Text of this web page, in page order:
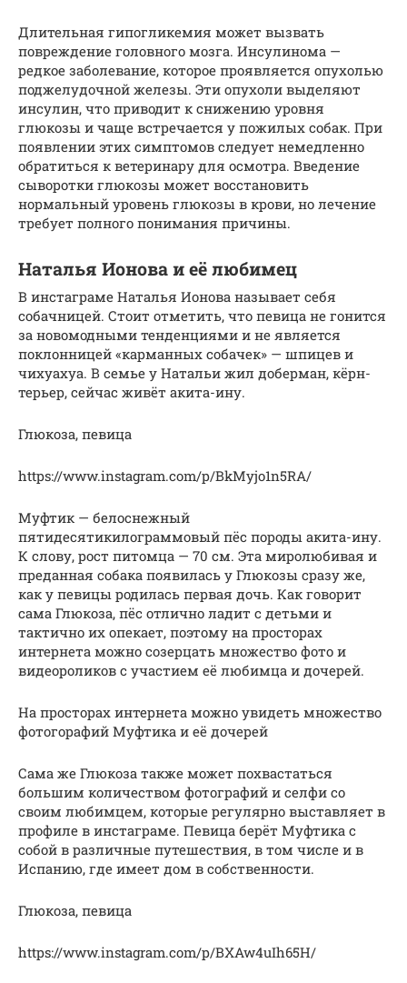
Длительная гипогликемия может вызвать
повреждение головного мозга. Инсулинома —
редкое заболевание, которое проявляется опухолью
поджелудочной железы. Эти опухоли выделяют
инсулин, что приводит к снижению уровня
глюкозы и чаще встречается у пожилых собак. При
появлении этих симптомов следует немедленно
обратиться к ветеринару для осмотра. Введение
сыворотки глюкозы может восстановить
нормальный уровень глюкозы в крови, но лечение
требует полного понимания причины.
Наталья Ионова и её любимец
В инстаграме Наталья Ионова называет себя
собачницей. Стоит отметить, что певица не гонится
за новомодными тенденциями и не является
поклонницей «карманных собачек» — шпицев и
чихуахуа. В семье у Натальи жил доберман, кёрн-
терьер, сейчас живёт акита-ину.
Глюкоза, певица
https://www.instagram.com/p/BkMyjo1n5RA/
Муфтик — белоснежный
пятидесятикилограммовый пёс породы акита-ину.
К слову, рост питомца — 70 см. Эта миролюбивая и
преданная собака появилась у Глюкозы сразу же,
как у певицы родилась первая дочь. Как говорит
сама Глюкоза, пёс отлично ладит с детьми и
тактично их опекает, поэтому на просторах
интернета можно созерцать множество фото и
видеороликов с участием её любимца и дочерей.
На просторах интернета можно увидеть множество
фотогорафий Муфтика и её дочерей
Сама же Глюкоза также может похвастаться
большим количеством фотографий и селфи со
своим любимцем, которые регулярно выставляет в
профиле в инстаграме. Певица берёт Муфтика с
собой в различные путешествия, в том числе и в
Испанию, где имеет дом в собственности.
Глюкоза, певица
https://www.instagram.com/p/BXAw4uIh65H/